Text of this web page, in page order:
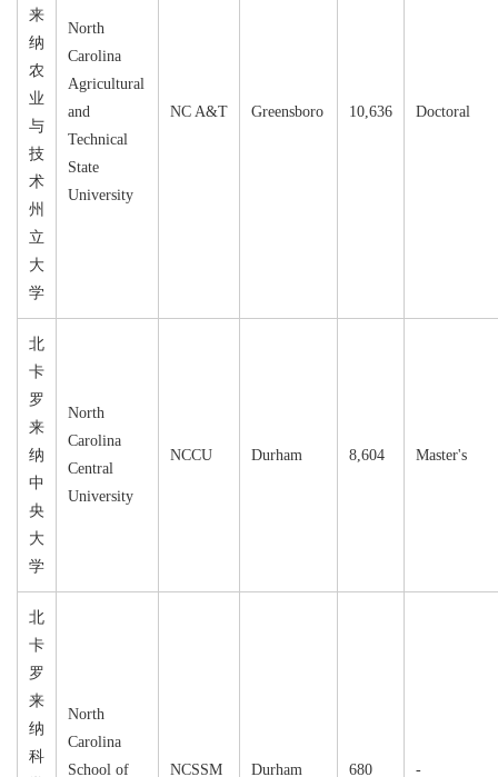
来
纳
农
业
与
技
术
州
立
大
学
North
Carolina
Agricultural
and
Technical
State
University
NC A&T Greensboro 10,636 Doctoral
北
卡
罗
来
纳
中
央
大
学
North
Carolina
Central
University
NCCU Durham 8,604 Master's
北
卡
罗
来
纳
科
North
Carolina
School of
NCSSM Durham 680 -